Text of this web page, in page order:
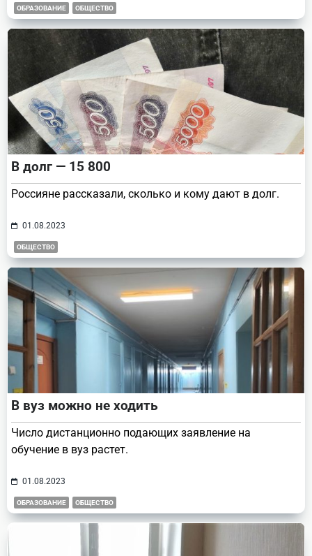
ОБРАЗОВАНИЕ ОБЩЕСТВО
В долг — 15 800
Россияне рассказали, сколько и кому дают в долг.
01.08.2023
ОБЩЕСТВО
В вуз можно не ходить
Число дистанционно подающих заявление на
обучение в вуз растет.
01.08.2023
ОБРАЗОВАНИЕ ОБЩЕСТВО